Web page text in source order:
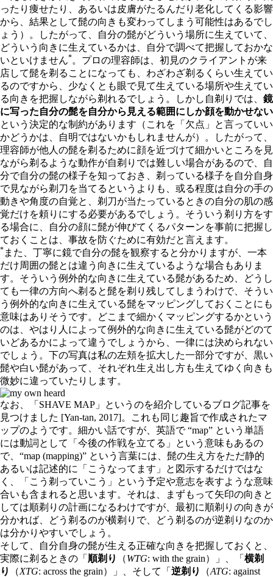
ったり痩せたり、あるいは皮膚がたるんだり老化してくる影響
から、結果として髭の向きも変わってしまう可能性はあるでし
ょう）。したがって、自分の髭がどういう場所に生えていて、
どういう向きに生えているかは、自分で調べて把握しておかな
いといけません*。プロの理容師は、初見のクライアントが来
店して髭を剃ることになっても、わざわざ剃るくらい生えてい
るのですから、少なくとも眼で見て生えている場所や生えてい
る向きを把握しながら剃れるでしょう。しかし自剃りでは、 鏡
に写った自分の髭を自分から見える範囲にしか顔を動かせない
という決定的な制約があります（これを「欠点」と言っていい
かどうかは、自明ではないかもしれませんが）。したがって、
理容師が他人の髭を剃るために顔を近づけて細かいところを見
ながら剃るような動作が自剃りでは難しい場合があるので、自
分で自分の髭の様子を知っておき、剃っている様子を自分自身
で見ながら剃刀を当てるというよりも、或る程度は自分の手の
動きや角度の自覚と、剃刀が当たっているときの自分の肌の感
覚だけを頼りにする必要があるでしょう。そういう剃り方をす
る場合に、自分の顔に髭が伸びてくるパターンを事前に把握し
ておくことは、事故を防ぐために有効だと言えます。
* また、丁寧に鏡で自分の髭を観察すると分かりますが、一本
だけ周囲の髭とは違う向きに生えているような場合もありま
す。そういう例外的な向きに生えている髭があるため、どうし
ても一律の方向へ剃ると髭を剃り残してしまうわけで、そうい
う例外的な向きに生えている髭をマッピングしておくことにも
意味はありそうです。どこまで細かくマッピングするかという
のは、やはり人によって例外的な向きに生えている髭がどのて
いどあるかによって違うでしょうから、一律には決められない
でしょう。下の写真は私の左頬を拡大した一部分ですが、黒い
髭や白い髭があって、それぞれ生え出し方も生えてゆく向きも
微妙に違っていたりします。
なお、「SHAVE MAP」というのを紹介しているブログ記事を
見つけました [Yan-tan, 2017]。これも同じ趣旨で作成されたマ
ップのようです。細かい話ですが、英語で “map” という単語
には動詞として「今後の作戦を立てる」という意味もあるの
で、“map (mapping)” という言葉には、髭の生え方をただ静的
あるいは記述的に「こうなってます」と図示するだけではな
く、「こう剃っていこう」という予定や意志を表すような意味
合いも含まれると思います。それは、まずもって矢印の向きと
しては順剃りの計画になるわけですが、最初に順剃りの向きが
分かれば、どう剃るのが横剃りで、どう剃るのが逆剃りなのか
は分かりやすいでしょう。
そして、自分自身の髭が生える正確な向きを把握しておくと、
実際に剃るときの「 順剃り （WTG: with the grain）」、「 横剃
り
（XTG: across the grain）」、そして「 逆剃り （ATG: against